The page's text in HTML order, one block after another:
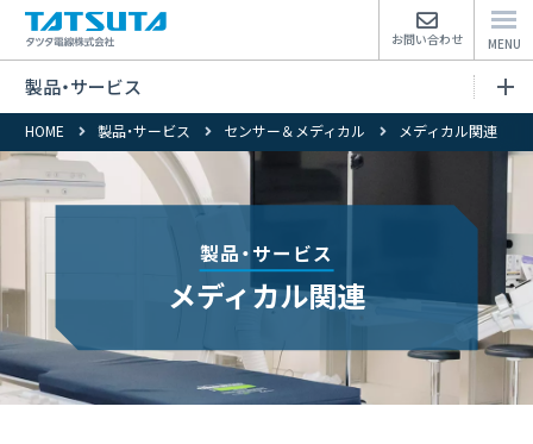
お問い合わせ
HOME 製品・サービス センサー＆メディカル メディカル関連
製品・サービス
製品・サービス
メディカル関連
製品・サービストップページ
電線・ケーブル
電子材料
センサー&メディカル
環境分析